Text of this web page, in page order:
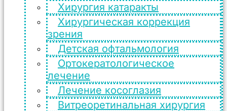
Хирургия катаракты
Хирургическая коррекция
зрения
Детская офтальмология
Ортокератологическое
лечение
Лечение косоглазия
Витреоретинальная хирургия